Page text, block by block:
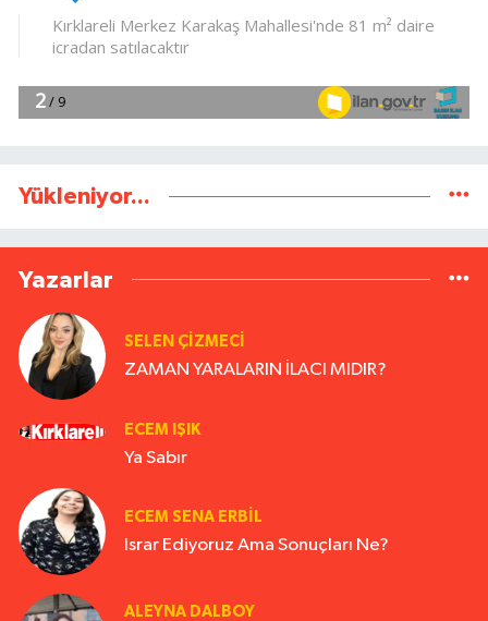
Yükleniyor...
Yazarlar
SELEN ÇİZMECİ
ZAMAN YARALARIN İLACI MIDIR?
ECEM IŞIK
Ya Sabır
ECEM SENA ERBIL
Israr Ediyoruz Ama Sonuçları Ne?
ALEYNA DALBOY